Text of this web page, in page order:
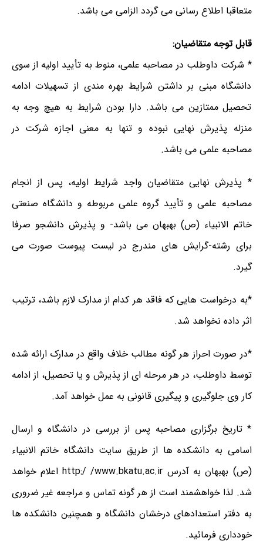
متعاقبا اطلاع رسانی می گردد الزامی می باشد.
قابل توجه متقاضیان:
* شرکت داوطلب در مصاحبه علمی، منوط به تأیید اولیه از سوی
دانشگاه مبنی بر داشتن شرایط بهره مندی از تسهیلات ادامه
تحصیل ممتازین می باشد. دارا بودن شرایط به هیچ وجه به
منزله پذیرش نهایی نبوده و تنها به معنی اجازه شرکت در
مصاحبه علمی می باشد.
* پذیرش نهایی متقاضیان واجد شرایط اولیه، پس از انجام
مصاحبه علمی و تأیید گروه علمی مربوطه و دانشگاه صنعتی
خاتم الانبیاء (ص) بهبهان می باشد- و پذیرش دانشجو صرفا
برای رشته-گرایش های مندرج در لیست پیوست صورت می
گیرد.
*به درخواست هایی که فاقد هر کدام از مدارک لازم باشد، ترتیب
اثر داده نخواهد شد.
*در صورت احراز هر گونه مطالب خلاف واقع در مدارک ارائه شده
توسط داوطلب، در هر مرحله ای از پذیرش و یا تحصیل، از ادامه
کار وی جلوگیری و پیگیری قانونی به عمل خواهد آمد.
* تاریخ برگزاری مصاحبه پس از بررسی در دانشگاه و ارسال
اسامی به دانشکده ها از طریق سایت دانشگاه خاتم الانبیاء
(ص) بهبهان به آدرس http:/ /www.bkatu.ac.ir اعلام خواهد
شد. لذا خواهشمند است از هر گونه تماس و مراجعه غیر ضروری
به دفتر استعدادهای درخشان دانشگاه و همچنین دانشکده ها
خودداری فرمائید.